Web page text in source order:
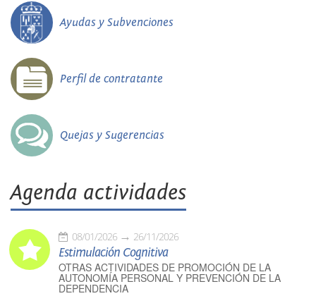
Ayudas y Subvenciones
Perfil de contratante
Quejas y Sugerencias
Agenda actividades
08/01/2026 26/11/2026
Estimulación Cognitiva
OTRAS ACTIVIDADES DE PROMOCIÓN DE LA
AUTONOMÍA PERSONAL Y PREVENCIÓN DE LA
DEPENDENCIA